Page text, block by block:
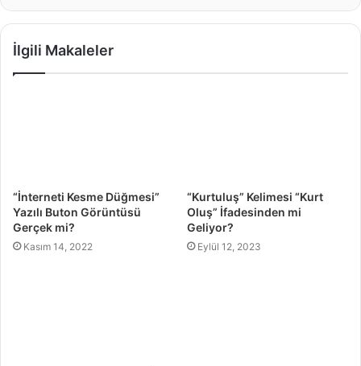
İlgili Makaleler
“İnterneti Kesme Düğmesi”
Yazılı Buton Görüntüsü
Gerçek mi?
Kasım 14, 2022
“Kurtuluş” Kelimesi “Kurt
Oluş” İfadesinden mi
Geliyor?
Eylül 12, 2023